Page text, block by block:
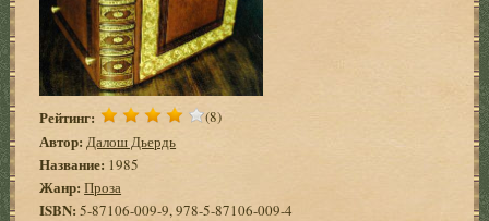
Рейтинг: (8)
Автор: Далош Дьердь
Название: 1985
Жанр: Проза
ISBN: 5-87106-009-9, 978-5-87106-009-4